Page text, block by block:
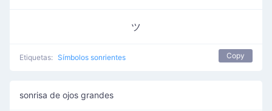
ツ
Etiquetas: Símbolos sonrientes Copy
sonrisa de ojos grandes